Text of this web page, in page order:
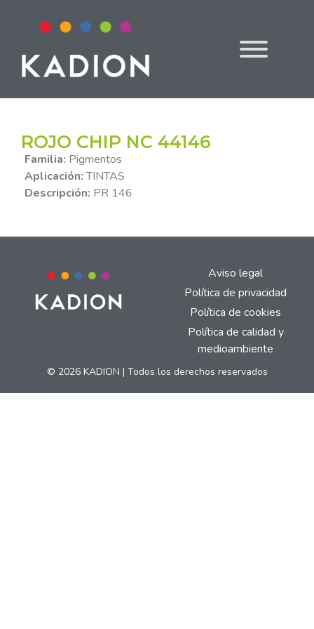
ROJO CHIP NC 44146
Familia: Pigmentos
Aplicación:TINTAS
Descripción: PR 146
Aviso legal
Política de privacidad
Política de cookies
Política de calidad y
medioambiente
© 2026 KADION | Todos los derechos reservados